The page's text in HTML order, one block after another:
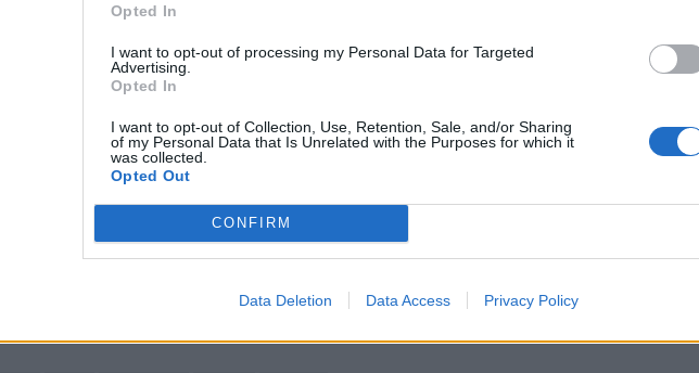
Opted In
I want to opt-out of processing my Personal Data for Targeted
Advertising.
Opted In
I want to opt-out of Collection, Use, Retention, Sale, and/or Sharing
of my Personal Data that Is Unrelated with the Purposes for which it
was collected.
Opted Out
CONFIRM
Data Deletion Data Access Privacy Policy